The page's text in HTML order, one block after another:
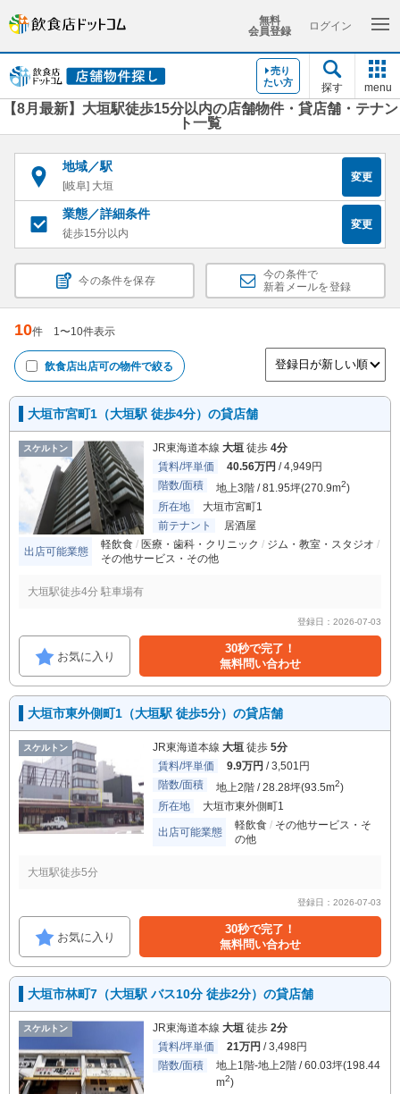
無料
会員登録
ログイン
売り
たい方
探す menu
【8月最新】大垣駅徒歩15分以内の店舗物件・貸店舗・テナン
ト一覧
地域／駅
[岐阜] 大垣
変更
業態／詳細条件
徒歩15分以内
変更
今の条件を保存
今の条件で
新着メールを登録
10件 1〜10件表示
飲食店出店可の物件で絞る
大垣市宮町1（大垣駅 徒歩4分）の貸店舗
スケルトン JR東海道本線 大垣 徒歩 4分
賃料/坪単価
40.56万円 / 4,949円
階数/面積
地上3階 / 81.95坪(270.9m2)
所在地
大垣市宮町1
前テナント
居酒屋
出店可能業態
軽飲食 医療・歯科・クリニック
ジム・教室・スタジオ
その他サービス・その他
大垣駅徒歩4分 駐車場有
登録日：2026-07-03
お気に入り
30秒で完了！
無料問い合わせ
大垣市東外側町1（大垣駅 徒歩5分）の貸店舗
スケルトン JR東海道本線 大垣 徒歩 5分
賃料/坪単価
9.9万円 / 3,501円
階数/面積
地上2階 / 28.28坪(93.5m2)
所在地
大垣市東外側町1
出店可能業態
軽飲食
その他サービス・そ
の他
大垣駅徒歩5分
登録日：2026-07-03
お気に入り
30秒で完了！
無料問い合わせ
大垣市林町7（大垣駅 バス10分 徒歩2分）の貸店舗
スケルトン JR東海道本線 大垣 徒歩 2分
賃料/坪単価
21万円 / 3,498円
階数/面積
地上1階-地上2階 / 60.03坪(198.44
m2)